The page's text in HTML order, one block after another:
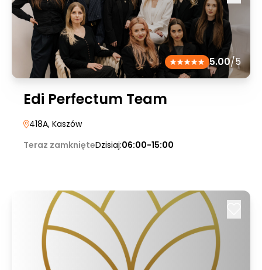
5.00/5
Edi Perfectum Team
418A, Kaszów
Teraz zamknięteDzisiaj:06:00-15:00